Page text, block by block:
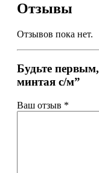
Отзывы
Отзывов пока нет.
Будьте
минтая с/м”
Ваш отзыв *